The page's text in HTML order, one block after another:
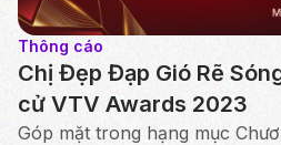
Thông cáo
Chị Đẹp Đạp Gió Rẽ
cử VTV Awards 2023
Góp mặt trong hạng mục